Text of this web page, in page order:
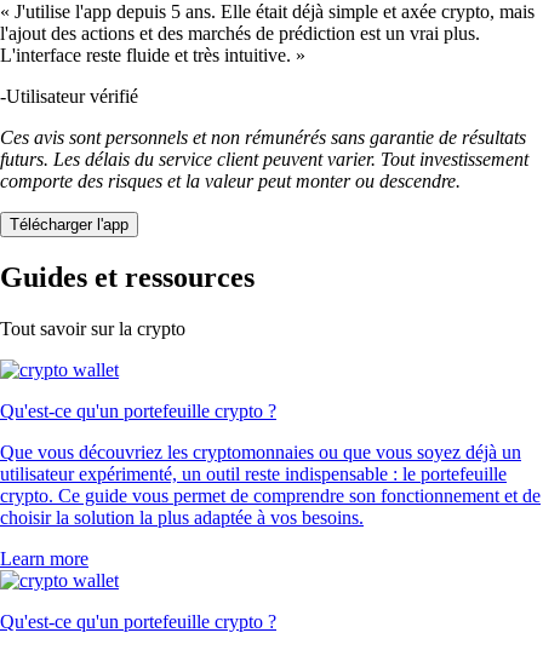
« J'utilise l'app depuis 5 ans. Elle était déjà simple et axée crypto, mais
l'ajout des actions et des marchés de prédiction est un vrai plus.
L'interface reste fluide et très intuitive. »
-Utilisateur vérifié
Ces avis sont personnels et non rémunérés sans garantie de résultats
futurs. Les délais du service client peuvent varier. Tout investissement
comporte des risques et la valeur peut monter ou descendre.
Télécharger l'app
Guides et ressources
Tout savoir sur la crypto
Qu'est-ce qu'un portefeuille crypto ?
Que vous découvriez les cryptomonnaies ou que vous soyez déjà un
utilisateur expérimenté, un outil reste indispensable : le portefeuille
crypto. Ce guide vous permet de comprendre son fonctionnement et de
choisir la solution la plus adaptée à vos besoins.
Learn more
Qu'est-ce qu'un portefeuille crypto ?